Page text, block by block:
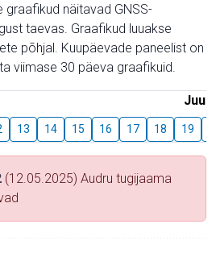
näitavad GNSS-
taevas. Graafikud luuakse
põhjal. Kuupäevade paneelist on
viimase 30 päeva graafikuid.
Juuli
13 14 15 16 17 18 19
(12.05.2025) Audru tugijaama